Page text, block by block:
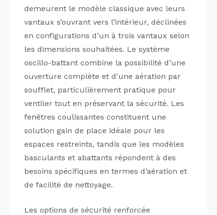
demeurent le modèle classique avec leurs
vantaux s’ouvrant vers l’intérieur, déclinées
en configurations d’un à trois vantaux selon
les dimensions souhaitées. Le système
oscillo-battant combine la possibilité d’une
ouverture complète et d’une aération par
soufflet, particulièrement pratique pour
ventiler tout en préservant la sécurité. Les
fenêtres coulissantes constituent une
solution gain de place idéale pour les
espaces restreints, tandis que les modèles
basculants et abattants répondent à des
besoins spécifiques en termes d’aération et
de facilité de nettoyage.
Les options de sécurité renforcée